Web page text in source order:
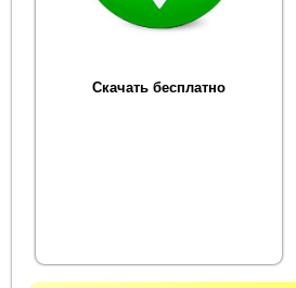
Скачать бесплатно